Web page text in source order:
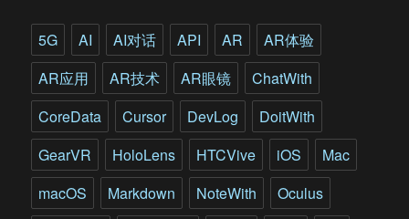
目
展
首
次
引
入
VR
色
5G AI AI对话 API AR
AR体验
AR应用
AR技术 AR眼镜
ChatWith
CoreData
Cursor DevLog
DoitWith
GearVR
HoloLens HTCVive iOS
Mac
macOS
Markdown NoteWith
Oculus